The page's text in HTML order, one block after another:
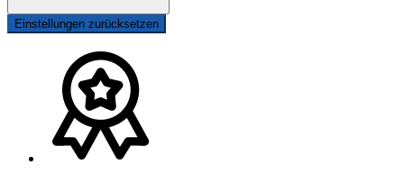
Einstellungen zurücksetzen